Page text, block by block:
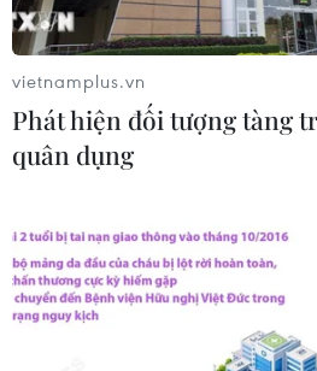
Có 50 cơ sở kiểm nghiệm
sầu riêng
07/08/2026 10:27
kế hoạch mở lại Eo biển
07/08/2026 08:58
vietnamplus.vn
Phát hiện đối tượng tàng
quân dụng